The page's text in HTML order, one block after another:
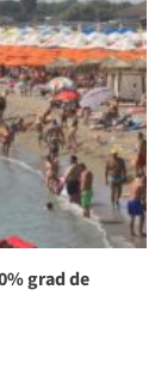
grad de